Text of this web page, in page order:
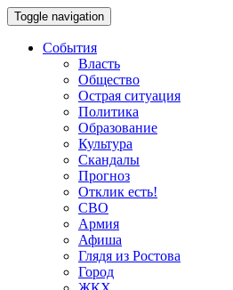
Toggle navigation
События
Власть
Общество
Острая ситуация
Политика
Образование
Культура
Скандалы
Прогноз
Отклик есть!
СВО
Армия
Афиша
Глядя из Ростова
Город